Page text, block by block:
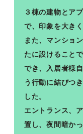
３棟の建物とア
で、印象を大き
また、マンショ
たに設けること
でき、入居者様
う行動に結びつ
した。
エントランス、
置し、夜間暗か